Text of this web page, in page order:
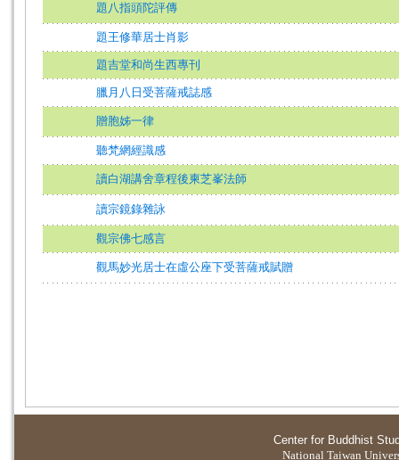
題八指頭陀評傳
題王修華居士肖影
題吉堂和尚生西專刊
臘月八日受菩薩戒誌感
贈胞姊一律
聽梵網經識感
讀白湖講舍章程後柬芝峯法師
讀宗鏡錄雜詠
觀宗佛七感言
觀馬妙光居士在虛公座下受菩薩戒賦贈
Center for Buddhist
National Taiwan